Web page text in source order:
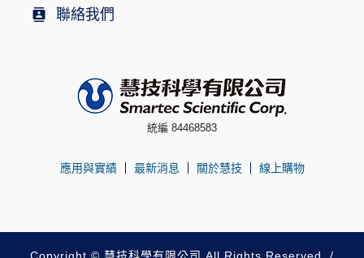
聯絡我們
統編 84468583
應用與實績 最新消息 關於慧技 線上購物
Copyright © 慧技科學有限公司 All Rights Reserved. /